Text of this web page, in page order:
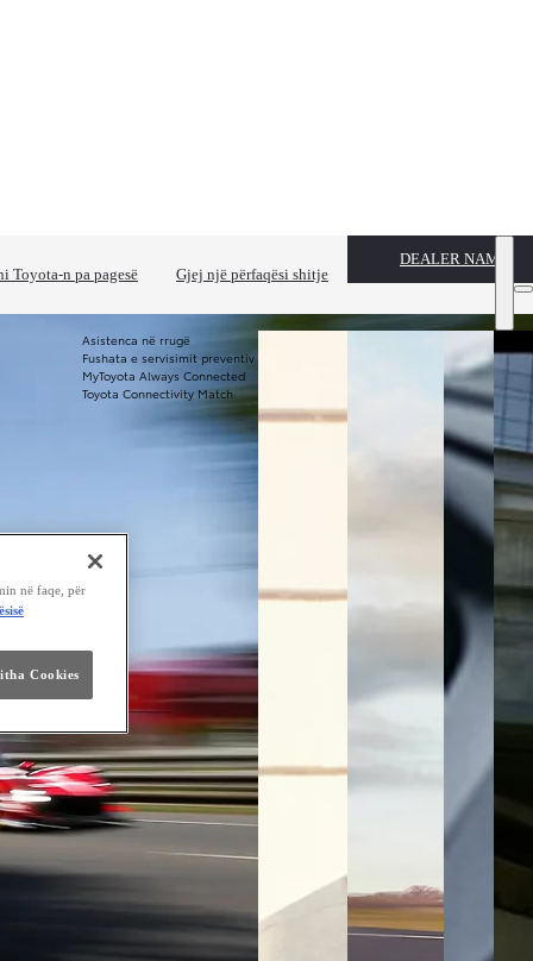
Toyota-n pa pagesë Gjej një përfaqësi shitje
DEALER NAME
Asistenca në rrugë
Fushata e servisimit preventiv
MyToyota Always Connected
Toyota Connectivity Match
në faqe, për
Cookies